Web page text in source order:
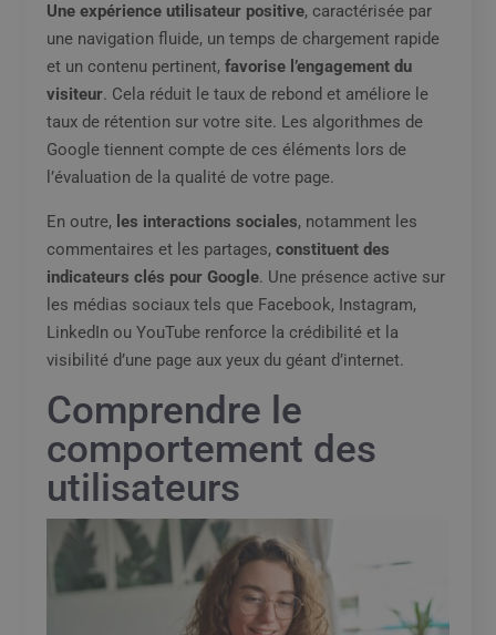
Une expérience utilisateur positive, caractérisée par
une navigation fluide, un temps de chargement rapide
et un contenu pertinent,favorise l’engagement du
visiteur. Cela réduit le taux de rebond et améliore le
taux de rétention sur votre site. Les algorithmes de
Google tiennent compte de ces éléments lors de
l’évaluation de la qualité de votre page.
En outre, les interactions sociales, notamment les
commentaires et les partages,constituent des
indicateurs clés pour Google. Une présence active sur
les médias sociaux tels que Facebook, Instagram,
LinkedIn ou YouTube renforce la crédibilité et la
visibilité d’une page aux yeux du géant d’internet.
Comprendre le
comportement des
utilisateurs